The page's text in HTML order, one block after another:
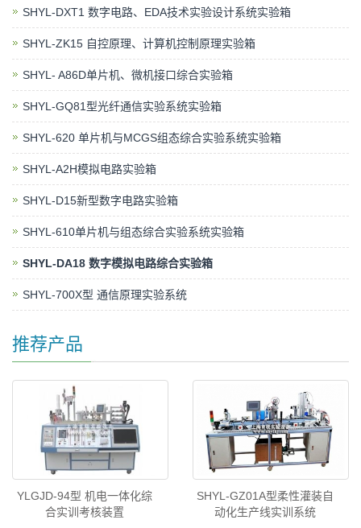
SHYL-DXT1 数字电路、EDA技术实验设计系统实验箱
SHYL-ZK15 自控原理、计算机控制原理实验箱
SHYL- A86D单片机、微机接口综合实验箱
​SHYL-GQ81型光纤通信实验系统实验箱
SHYL-620 单片机与MCGS组态综合实验系统实验箱
SHYL-A2H模拟电路实验箱
SHYL-D15新型数字电路实验箱
SHYL-610单片机与组态综合实验系统实验箱
SHYL-DA18 数字模拟电路综合实验箱
SHYL-700X型 通信原理实验系统
推荐产品
YLGJD-94型 机电一体化综
合实训考核装置
SHYL-GZ01A型柔性灌装自
动化生产线实训系统